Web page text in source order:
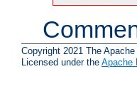
Copyright 2021 The
Licensed under the Apache